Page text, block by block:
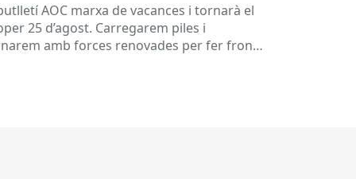
AOC marxa de vacances i tornarà el
25 d’agost. Carregarem piles i
amb forces renovades per fer front